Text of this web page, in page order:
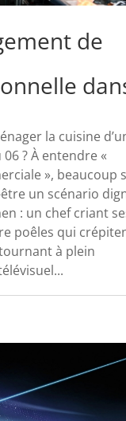
de
la cuisine
? À entendre «
», beaucoup
un scénario
: un chef criant
poêles qui
à plein